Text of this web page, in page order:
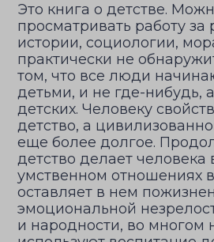
Это книга о детстве.
просматривать работу за
истории, социологии,
практически не
том, что все люди
детьми, и не где-нибудь,
детских. Человеку
детство, а
еще более долгое.
детство делает человека
умственном отношениях
оставляет в нем
эмоциональной
и народности, во многом